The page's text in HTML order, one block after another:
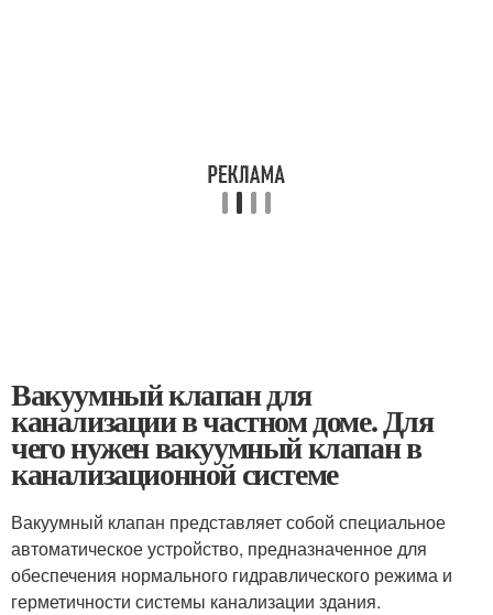
Вакуумный клапан для
канализации в частном доме. Для
чего нужен вакуумный клапан в
канализационной системе
Вакуумный клапан представляет собой специальное
автоматическое устройство, предназначенное для
обеспечения нормального гидравлического режима и
герметичности системы канализации здания.